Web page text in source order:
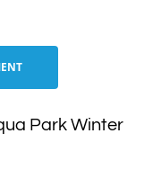
Park Winter